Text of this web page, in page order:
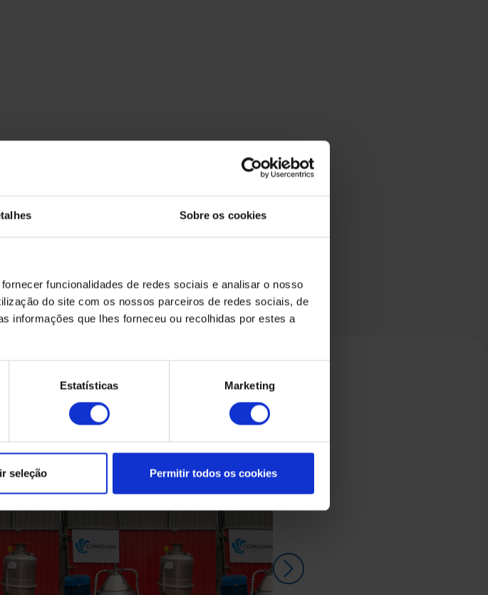
Sobre os cookies
funcionalidades de redes sociais e analisar o nosso
do site com os nossos parceiros de redes sociais, de
informações que lhes forneceu ou recolhidas por estes a
Estatísticas Marketing
seleção Permitir todos os cookies